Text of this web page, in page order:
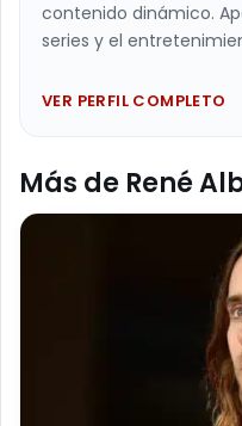
contenido dinámico.
series y el
VER PERFIL COMPLETO
Más de René